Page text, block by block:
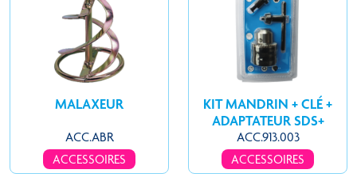
MALAXEUR
ACC.ABR
ACCESSOIRES
KIT MANDRIN + CLÉ +
ADAPTATEUR SDS+
ACC.913.003
ACCESSOIRES